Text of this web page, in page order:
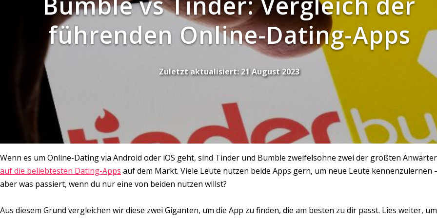
führenden Online-Dating-Apps
Zuletzt aktualisiert:21 August 2023
Wenn es um Online-Dating via Android oder iOS geht, sind Tinder und Bumble zweifelsohne zwei der größten Anwärter
auf die beliebtesten Dating-Apps auf dem Markt. Viele Leute nutzen beide Apps gern, um neue Leute kennenzulernen
aber was passiert, wenn du nur eine von beiden nutzen willst?
Aus diesem Grund vergleichen wir diese zwei Giganten, um die App zu finden, die am besten zu dir passt. Lies weiter, um